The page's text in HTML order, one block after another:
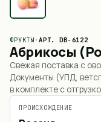
ФРУКТЫ · АРТ.DB-6122
Абрикосы
Свежая поставка с
Документы (УПД,
в комплекте с
ПРОИСХОЖДЕНИЕ